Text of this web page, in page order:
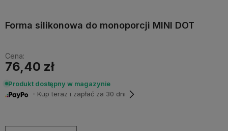
Forma silikonowa do monoporcji MINI DOT
Cena:
76,40 zł
Produkt dostępny w magazynie
・Kup teraz i zapłać za 30 dni